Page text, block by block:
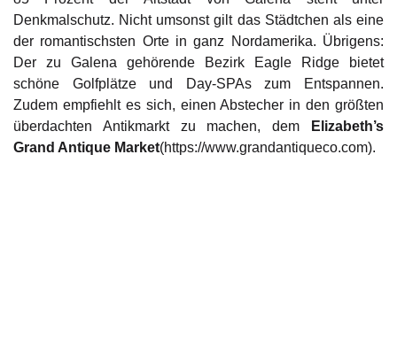
Denkmalschutz. Nicht umsonst gilt das Städtchen als eine
der romantischsten Orte in ganz Nordamerika. Übrigens:
Der zu Galena gehörende Bezirk Eagle Ridge bietet
schöne Golfplätze und Day-SPAs zum Entspannen.
Zudem empfiehlt es sich, einen Abstecher in den größten
überdachten Antikmarkt zu machen, dem
Elizabeth’s
Grand Antique Market(https://www.grandantiqueco.com).